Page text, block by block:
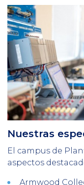
Nuestras
El campus de
aspectos
Armwood